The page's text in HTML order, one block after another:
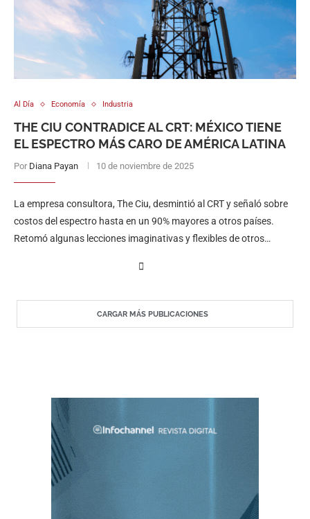
Al Día Economía Industria
THE CIU CONTRADICE AL CRT: MÉXICO TIENE
EL ESPECTRO MÁS CARO DE AMÉRICA LATINA
Por Diana Payan 10 de noviembre de 2025
La empresa consultora, The Ciu, desmintió al CRT y señaló sobre
costos del espectro hasta en un 90% mayores a otros países.
Retomó algunas lecciones imaginativas y flexibles de otros
CARGAR MÁS PUBLICACIONES